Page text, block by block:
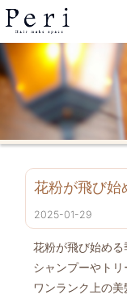
花粉が飛び始
2025-01-29
花粉が飛び始める
シャンプーやトリ
ワンランク上の